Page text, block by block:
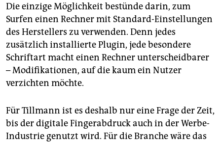
Die einzige Möglichkeit bestünde darin, zum
Surfen einen Rechner mit Standard-Einstellungen
des Herstellers zu verwenden. Denn jedes
zusätzlich installierte Plugin, jede besondere
Schriftart macht einen Rechner unterscheidbarer
– Modifikationen, auf die kaum ein Nutzer
verzichten möchte.
Für Tillmann ist es deshalb nur eine Frage der Zeit,
bis der digitale Fingerabdruck auch in der Werbe-
Industrie genutzt wird. Für die Branche wäre das